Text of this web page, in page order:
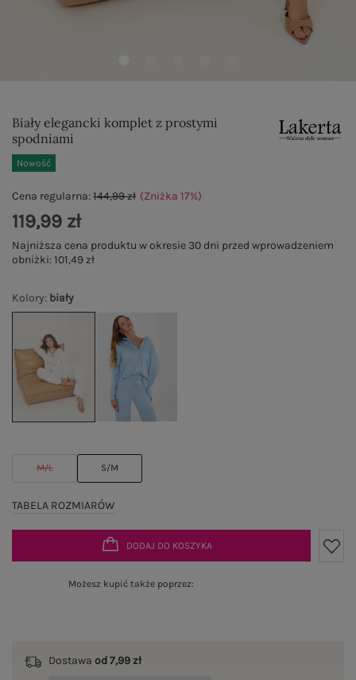
Biały elegancki komplet z prostymi
spodniami
Nowość
Kolory: biały
M/L S/M
TABELA ROZMIARÓW
Cena regularna:144,99 zł (Zniżka 17%)
119,99 zł
Najniższa cena produktu w okresie 30 dni przed wprowadzeniem
obniżki:101,49 zł
DODAJ DO KOSZYKA
Możesz kupić także poprzez:
Dostawa od 7,99 zł